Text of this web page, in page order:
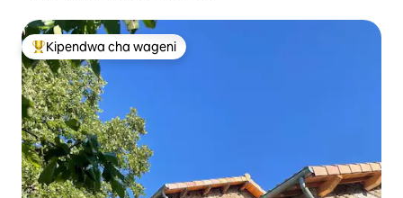
Kipendwa maarufu cha wageni
Kipendwa cha wageni